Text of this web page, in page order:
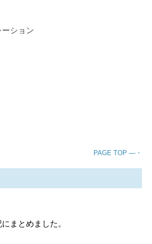
ーション
PAGE TOP ―・
まとめました。